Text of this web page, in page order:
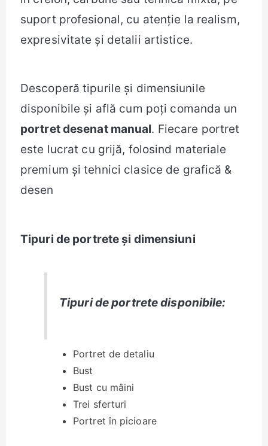
suport profesional, cu atenție la realism,
expresivitate și detalii artistice.
Descoperă tipurile și dimensiunile
disponibile și află cum poți comanda un
portret desenat manual. Fiecare portret
este lucrat cu grijă, folosind materiale
premium și tehnici clasice de grafică &
desen
Tipuri de portrete și dimensiuni
Tipuri de portrete disponibile:
Portret de detaliu
Bust
Bust cu mâini
Trei sferturi
Portret în picioare